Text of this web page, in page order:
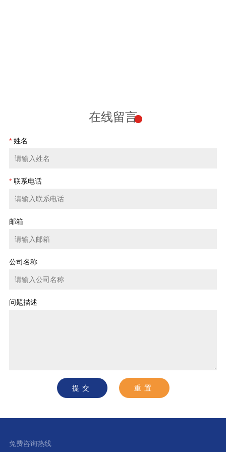
在线留言
*姓名
*联系电话
邮箱
公司名称
问题描述
提交
免费咨询热线